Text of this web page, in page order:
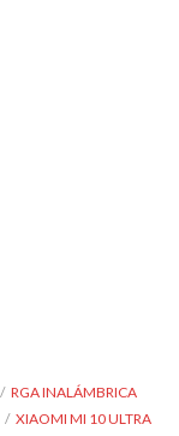
RGA INALÁMBRICA
XIAOMI MI 10 ULTRA